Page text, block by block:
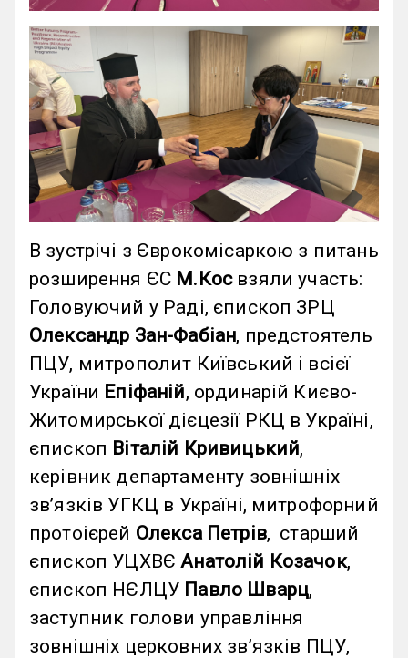
В зустрічі з Єврокомісаркою з питань
розширення ЄС М.Косвзяли участь:
Головуючий у Раді, єпископ ЗРЦ
Олександр Зан-Фабіан, предстоятель
ПЦУ, митрополит Київський і всієї
України Епіфаній, ординарій Києво-
Житомирської дієцезії РКЦ в Україні,
єпископ Віталій Кривицький,
керівник департаменту зовнішніх
звʼязків УГКЦ в Україні, митрофорний
протоієрей Олекса Петрів, старший
єпископ УЦХВЄАнатолій Козачок,
єпископ НЄЛЦУ Павло Шварц,
заступник голови управління
зовнішніх церковних звʼязків ПЦУ,